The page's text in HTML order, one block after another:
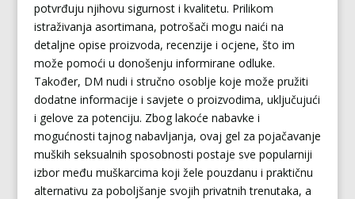
potvrđuju njihovu sigurnost i kvalitetu. Prilikom
istraživanja asortimana, potrošači mogu naići na
detaljne opise proizvoda, recenzije i ocjene, što im
može pomoći u donošenju informirane odluke.
Također, DM nudi i stručno osoblje koje može pružiti
dodatne informacije i savjete o proizvodima, uključujući
i gelove za potenciju. Zbog lakoće nabavke i
mogućnosti tajnog nabavljanja, ovaj gel za pojačavanje
muških seksualnih sposobnosti postaje sve popularniji
izbor među muškarcima koji žele pouzdanu i praktičnu
alternativu za poboljšanje svojih privatnih trenutaka, a